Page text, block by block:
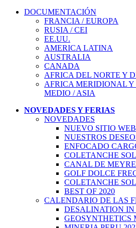
DOCUMENTACIÓN
FRANCIA / EUROPA
RUSIA / CEI
EE.UU.
AMERICA LATINA
AUSTRALIA
CANADA
AFRICA DEL NORTE Y
AFRICA MERIDIONAL Y
MEDIO / ASIA
NOVEDADES Y FERIAS
NOVEDADES
NUEVO SITIO WEB
NUESTROS
ENFOCADO
COLETANCHE
CANAL DE
GOLF DOLCE
COLETANCHE
BEST OF 2020
CALENDARIO DE LAS
DESALINATION
GEOSYNTHETICS